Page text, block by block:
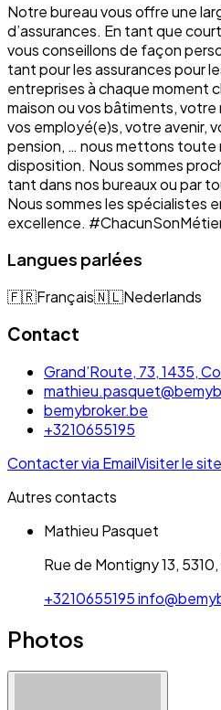
Notre bureau vous offre une
d’assurances. En tant que
vous conseillons de façon
tant pour les assurances pour
entreprises à chaque moment
maison ou vos bâtiments,
vos employé(e)s, votre avenir,
pension, … nous mettons
disposition. Nous sommes
tant dans nos bureaux ou par
Nous sommes les spécialistes
excellence.
Langues parlées
🇫🇷Français🇳🇱Nederlands
Contact
Grand’Route, 73, 1435,
bemybroker.be
+3210655195
Contacter via EmailVisiter le
Autres contacts
Mathieu Pasquet
Rue de Montigny 13,
+3210655195
Photos